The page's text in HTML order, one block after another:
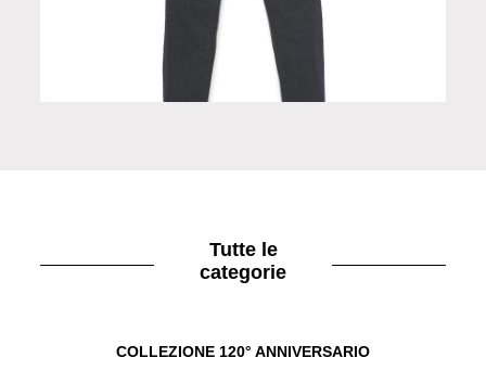
Pantalone donna Limited Edition
Tutte le
categorie
COLLEZIONE 120° ANNIVERSARIO